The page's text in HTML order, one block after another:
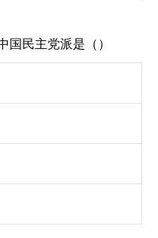
民主党派是（）